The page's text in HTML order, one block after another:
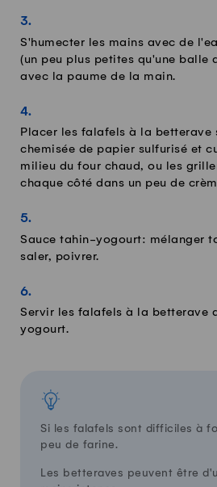
S'humecter les mains avec de
(un peu plus petites qu'une balle
avec la paume de la main.
Placer les falafels à la betterave
chemisée de papier sulfurisé et
milieu du four chaud, ou les
chaque côté dans un peu de
Sauce tahin-yogourt: mélanger
saler, poivrer.
Servir les falafels à la betterave
yogourt.
Si les falafels sont difficiles à
peu de farine.
Les betteraves peuvent être